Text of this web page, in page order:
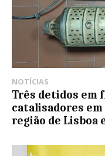
NOTÍCIAS
Três detidos em
catalisadores em
região de Lisboa